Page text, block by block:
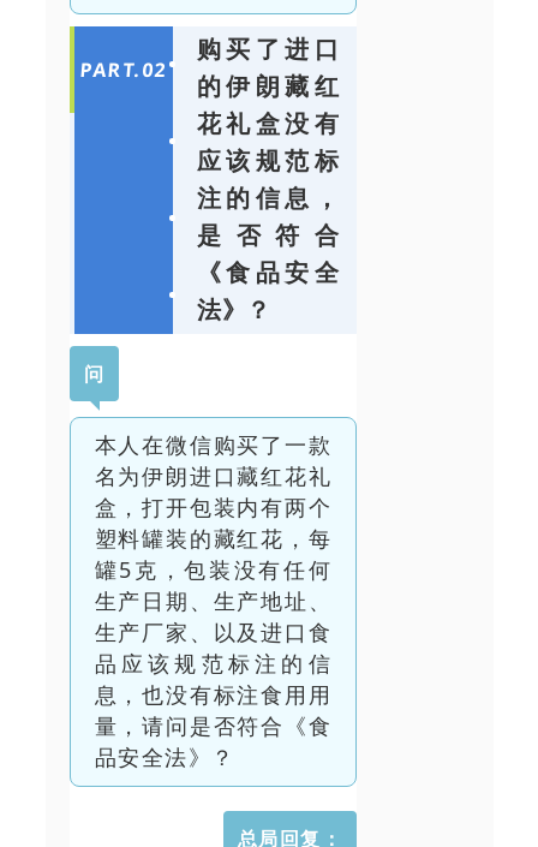
PART.02
购买了进口
的伊朗藏红
花礼盒没有
应该规范标
注的信息，
是否符合
《食品安全
法》？
问
本人在微信购买了一款
名为伊朗进口藏红花礼
盒，打开包装内有两个
塑料罐装的藏红花，每
罐5克，包装没有任何
生产日期、生产地址、
生产厂家、以及进口食
品应该规范标注的信
息，也没有标注食用用
量，请问是否符合《食
品安全法》？
总局回复：